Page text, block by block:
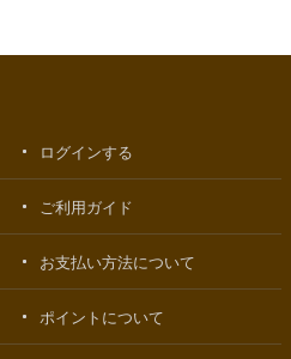
ログインする
ご利用ガイド
お支払い方法について
ポイントについて